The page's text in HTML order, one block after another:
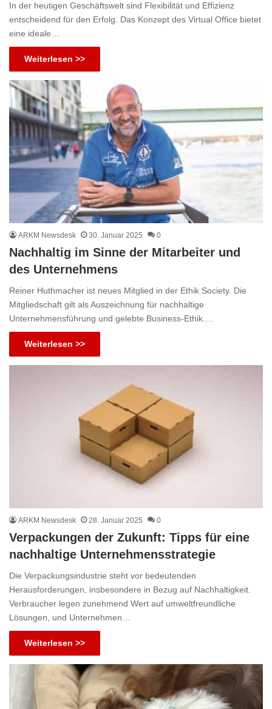
In der heutigen Geschäftswelt sind Flexibilität und Effizienz
entscheidend für den Erfolg. Das Konzept des Virtual Office bietet
eine ideale…
Weiterlesen >>
ARKM Newsdesk 30. Januar 2025 0
Nachhaltig im Sinne der Mitarbeiter und
des Unternehmens
Reiner Huthmacher ist neues Mitglied in der Ethik Society. Die
Mitgliedschaft gilt als Auszeichnung für nachhaltige
Unternehmensführung und gelebte Business-Ethik.…
Weiterlesen >>
ARKM Newsdesk 28. Januar 2025 0
Verpackungen der Zukunft: Tipps für eine
nachhaltige Unternehmensstrategie
Die Verpackungsindustrie steht vor bedeutenden
Herausforderungen, insbesondere in Bezug auf Nachhaltigkeit.
Verbraucher legen zunehmend Wert auf umweltfreundliche
Lösungen, und Unternehmen…
Weiterlesen >>